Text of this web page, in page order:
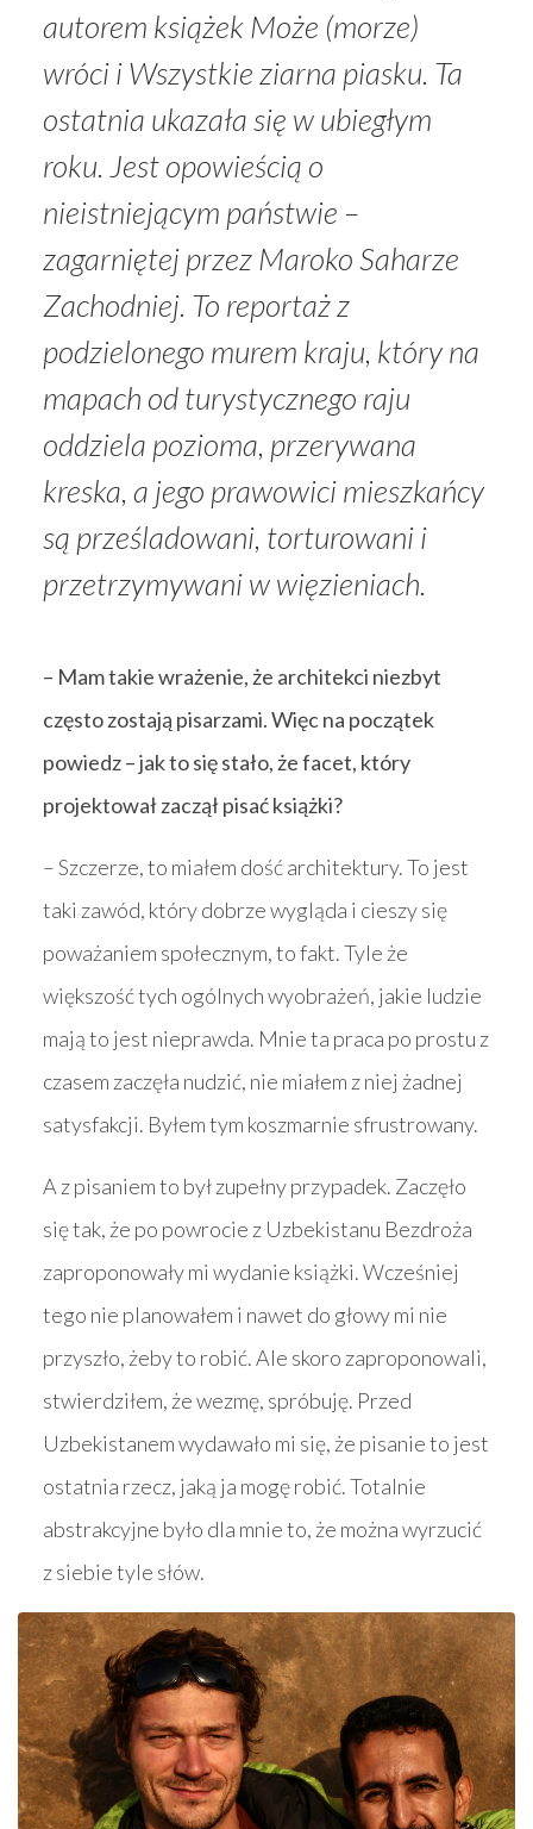
autorem książek Może (morze)
wróciiWszystkie ziarna piasku. Ta
ostatnia ukazała się w ubiegłym
roku. Jest opowieścią o
nieistniejącym państwie –
zagarniętej przez Maroko Saharze
Zachodniej. To reportaż z
podzielonego murem kraju, który na
mapach od turystycznego raju
oddziela pozioma, przerywana
kreska, a jego prawowici mieszkańcy
są prześladowani, torturowani i
przetrzymywani w więzieniach.
– Mam takie wrażenie, że architekci niezbyt
często zostają pisarzami. Więc na początek
powiedz – jak to się stało, że facet, który
projektował zaczął pisać książki?
– Szczerze, to miałem dość architektury. To jest
taki zawód, który dobrze wygląda i cieszy się
poważaniem społecznym, to fakt. Tyle że
większość tych ogólnych wyobrażeń, jakie ludzie
mają to jest nieprawda. Mnie ta praca po prostu z
czasem zaczęła nudzić, nie miałem z niej żadnej
satysfakcji. Byłem tym koszmarnie sfrustrowany.
A z pisaniem to był zupełny przypadek. Zaczęło
się tak, że po powrocie z Uzbekistanu Bezdroża
zaproponowały mi wydanie książki. Wcześniej
tego nie planowałem i nawet do głowy mi nie
przyszło, żeby to robić. Ale skoro zaproponowali,
stwierdziłem, że wezmę, spróbuję. Przed
Uzbekistanem wydawało mi się, że pisanie to jest
ostatnia rzecz, jaką ja mogę robić. Totalnie
abstrakcyjne było dla mnie to, że można wyrzucić
z siebie tyle słów.